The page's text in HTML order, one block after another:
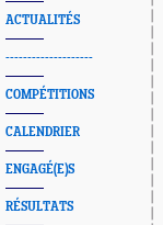
ACTUALITÉS
--------------------
COMPÉTITIONS
CALENDRIER
ENGAGÉ(E)S
RÉSULTATS